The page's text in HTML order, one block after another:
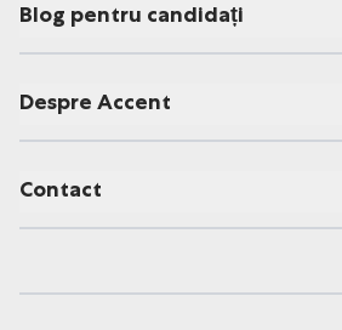
Blog pentru candidați
Despre Accent
Contact